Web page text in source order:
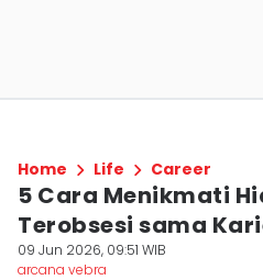
Home Life Career
5 Cara Menikmati
Terobsesi sama
09 Jun 2026, 09:51 WIB
arcana vebra